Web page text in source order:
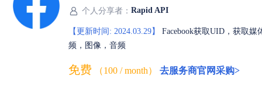
个人分享者： Rapid API
【更新时间: 2024.03.29】
Facebook获取UID，获取
频，图像，音频
免费 （100 / month） 去服务商官网采购>